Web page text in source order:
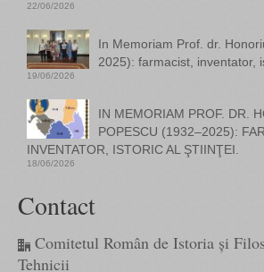
22/06/2026
In Memoriam Prof. dr.
2025): farmacist, inventator,
19/06/2026
IN MEMORIAM PROF. DR.
POPESCU (1932–2025):
INVENTATOR, ISTORIC AL ŞTIINŢEI.
18/06/2026
Contact
Comitetul Român de Istoria și
Tehnicii